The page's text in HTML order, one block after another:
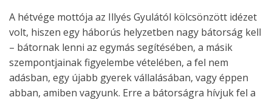
A hétvége mottója az Illyés Gyulától kölcsönzött idézet
volt, hiszen egy háborús helyzetben nagy bátorság kell
– bátornak lenni az egymás segítésében, a másik
szempontjainak figyelembe vételében, a fel nem
adásban, egy újabb gyerek vállalásában, vagy éppen
abban, amiben vagyunk. Erre a bátorságra hívjuk fel a